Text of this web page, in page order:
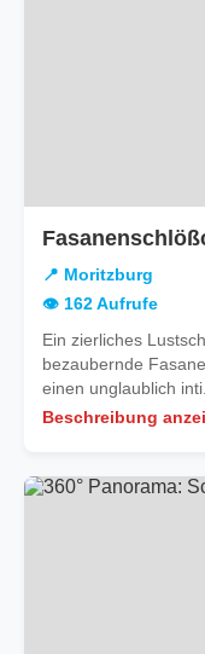
📍 Moritzburg
👁️ 162 Aufrufe
Ein zierliches
bezaubernde
einen unglaublich
Beschreibung